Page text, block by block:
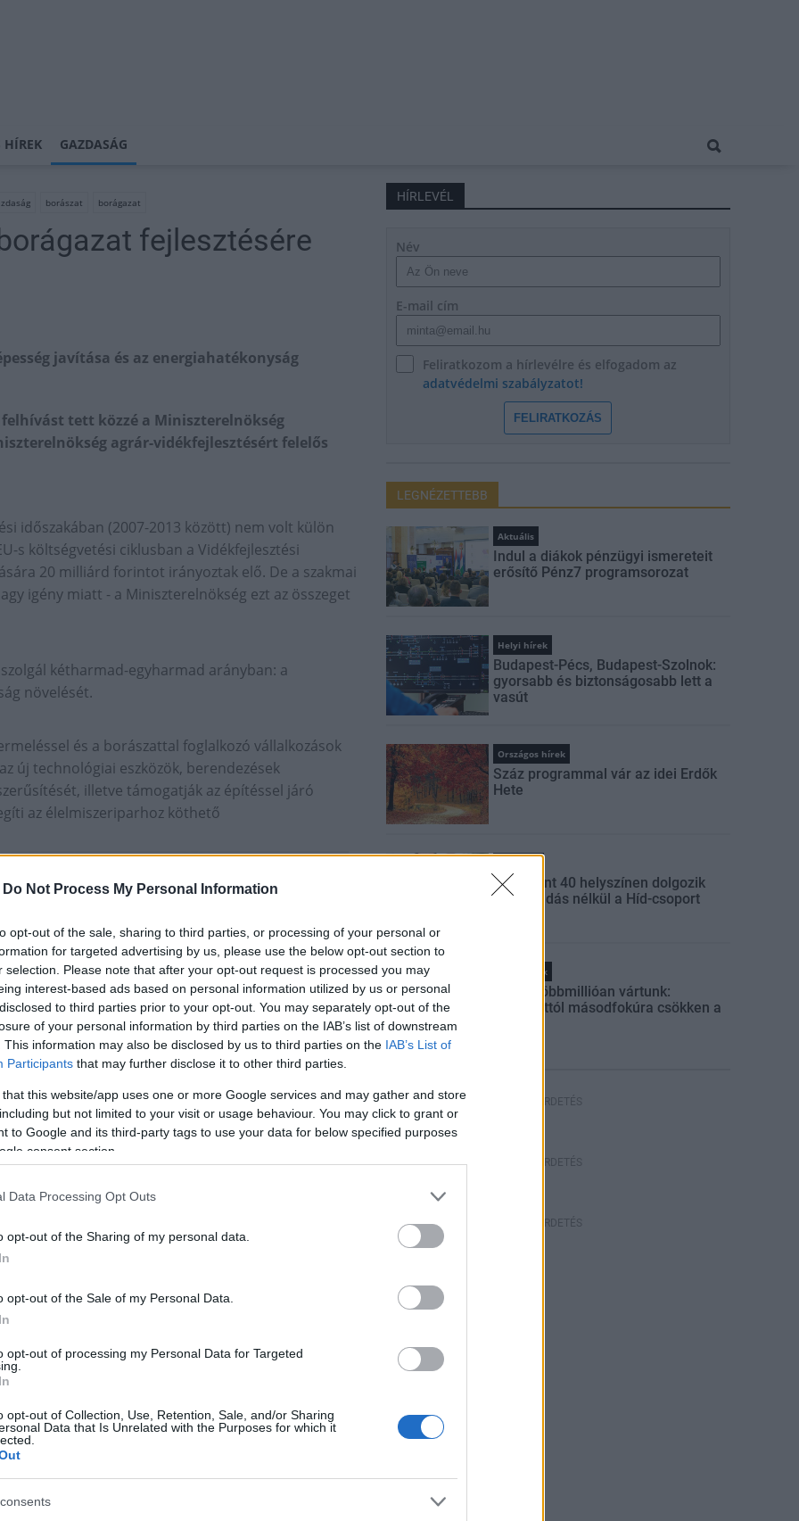
Do Not Process My Personal Information
opt-out of the sale, sharing to third parties, or processing of your personal or
for targeted advertising by us, please use the below opt-out section to
selection. Please note that after your opt-out request is processed you may
interest-based ads based on personal information utilized by us or personal
to third parties prior to your opt-out. You may separately opt-out of the
of your personal information by third parties on the IAB’s list of downstream
This information may also be disclosed by us to third parties on the IAB’s List of
Participants that may further disclose it to other third parties.
that this website/app uses one or more Google services and may gather and store
but not limited to your visit or usage behaviour. You may click to grant or
to Google and its third-party tags to use your data for below specified purposes
consent section.
Data Processing Opt Outs
opt-out of the Sharing of my personal data.
opt-out of the Sale of my Personal Data.
opt-out of processing my Personal Data for Targeted
opt-out of Collection, Use, Retention, Sale, and/or Sharing
Data that Is Unrelated with the Purposes for which it
HÍREK GAZDASÁG
borászat borágazat
fejlesztésére
javítása és az energiahatékonyság
tett közzé a Miniszterelnökség
agrár-vidékfejlesztésért felelős
időszakában (2007-2013 között) nem volt külön
s költségvetési ciklusban a Vidékfejlesztési
20 milliárd forintot irányoztak elő. De a szakmai
igény miatt - a Miniszterelnökség ezt az összeget
kétharmad-egyharmad arányban: a
növelését.
és a borászattal foglalkozó vállalkozások
új technológiai eszközök, berendezések
illetve támogatják az építéssel járó
az élelmiszeriparhoz köthető
alapbor.hu
a vállalkozások pályázhatnak - maximum 200
feldolgozási tevékenységgel foglalkoznak,
fejezte ki a tekintetben, hogy minél több mikro-
pedig, amelyek méretüknél fogva nem vehetnek
és Innovációs Operatív Program)
HÍRLEVÉL
Név
E-mail cím
Feliratkozom a hírlevélre és elfogadom az
adatvédelmi szabályzatot!
FELIRATKOZÁS
LEGNÉZETTEBB
Aktuális
Indul a diákok pénzügyi ismereteit
erősítő Pénz7 programsorozat
Helyi hírek
Budapest-Pécs, Budapest-Szolnok:
gyorsabb és biztonságosabb lett a
vasút
Országos hírek
Száz programmal vár az idei Erdők
Hete
Több mint 40 helyszínen dolgozik
fennakadás nélkül a Híd-csoport
Helyi hírek
Amire többmillióan vártunk:
szombattól másodfokúra csökken a
HIRDETÉS
HIRDETÉS
HIRDETÉS